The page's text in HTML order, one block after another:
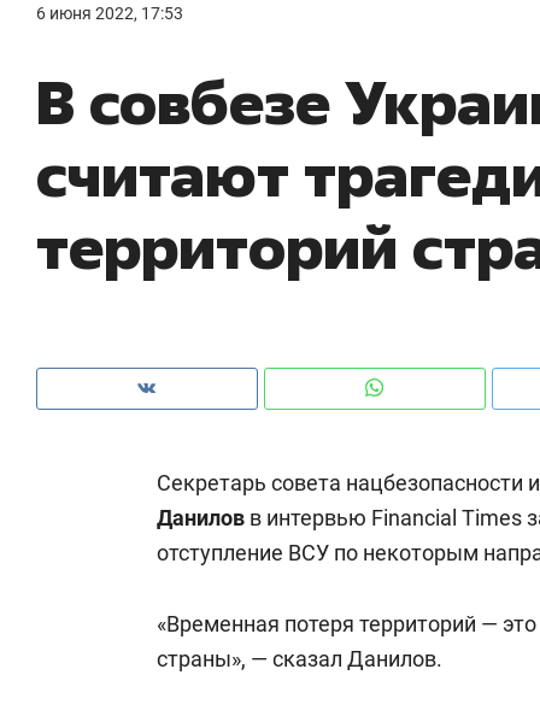
6 июня 2022, 17:53
В совбезе
считают
территорий
Секретарь совета
Данилов в интервью Financial Times
отступление ВСУ по некоторым
«Временная потеря территорий —
страны», — сказал Данилов.
Психотерапевт «Фороса»:
Рекомендуем